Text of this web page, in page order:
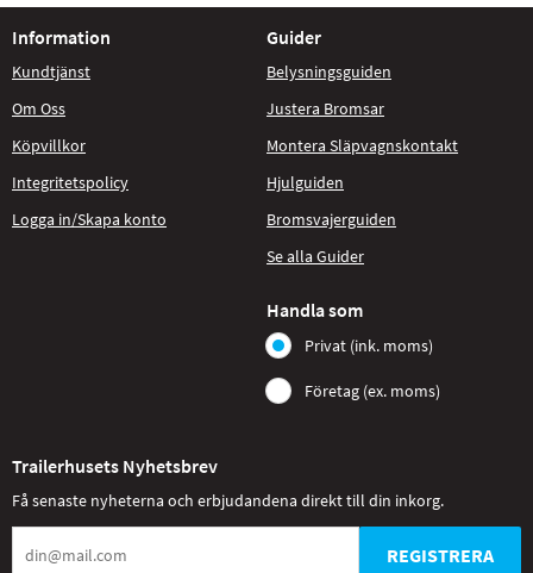
Information
Kundtjänst
Om Oss
Köpvillkor
Integritetspolicy
Logga in/Skapa konto
Guider
Belysningsguiden
Justera Bromsar
Montera Släpvagnskontakt
Hjulguiden
Bromsvajerguiden
Se alla Guider
Handla som
Privat (ink. moms)
Företag (ex. moms)
Trailerhusets Nyhetsbrev
Få senaste nyheterna och erbjudandena direkt till din inkorg.
REGISTRERA